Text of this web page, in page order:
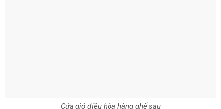
Cửa gió điều hòa hàng ghế sau